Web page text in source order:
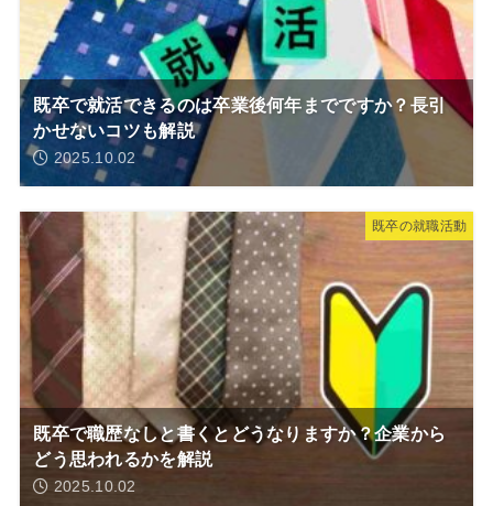
既卒で就活できるのは卒業後何年までですか？長引
かせないコツも解説
2025.10.02
既卒の就職活動
既卒で職歴なしと書くとどうなりますか？企業から
どう思われるかを解説
2025.10.02